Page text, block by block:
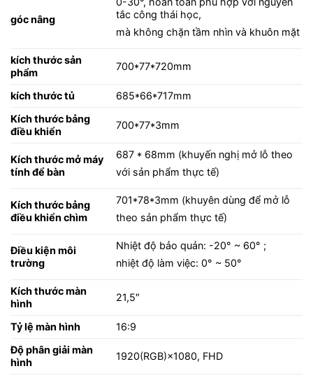
góc nâng
tắc công thái học,
mà không chặn tầm nhìn và khuôn mặt
kích thước sản
phẩm
700*77*720mm
kích thước tủ
685*66*717mm
Kích thước bảng
điều khiển
700*77*3mm
Kích thước mở máy
tính để bàn
687 * 68mm (khuyến nghị mở lỗ theo
với sản phẩm thực tế)
Kích thước bảng
điều khiển chìm
701*78*3mm (khuyên dùng để mở lỗ
theo sản phẩm thực tế)
Điều kiện môi
trường
Nhiệt độ bảo quản: -20° ~ 60° ;
nhiệt độ làm việc: 0° ~ 50°
Kích thước màn
hình
21,5″
Tỷ lệ màn hình
16:9
Độ phân giải màn
hình
1920(RGB)×1080, FHD